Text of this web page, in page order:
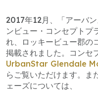
2017年12月、「アーバ
ンビュー・コンセプトプ
れ、ロッキービュー郡の
掲載されました。コンセ
UrbanStar Glendale
らご覧いただけます。ま
ェーズについては、